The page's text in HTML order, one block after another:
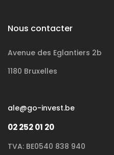
Nous contacter
Avenue des Eglantiers 2b
1180 Bruxelles
ale@go-invest.be
02 252 01 20
TVA: BE0540 838 940